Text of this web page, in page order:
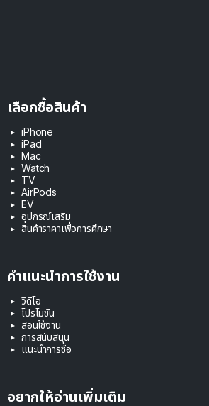
เลือกซื้อสินค้า
iPhone
iPad
Mac
Watch
TV
AirPods
EV
อุปกรณ์เสริม
สินค้าราคาเพื่อการศึกษา
คำแนะนำการใช้งาน
วิดีโอ
โปรโมชัน
สอนใช้งาน
การสนับสนุน
แนะนำการซื้อ
อยากให้อ่านเพิ่มเติม